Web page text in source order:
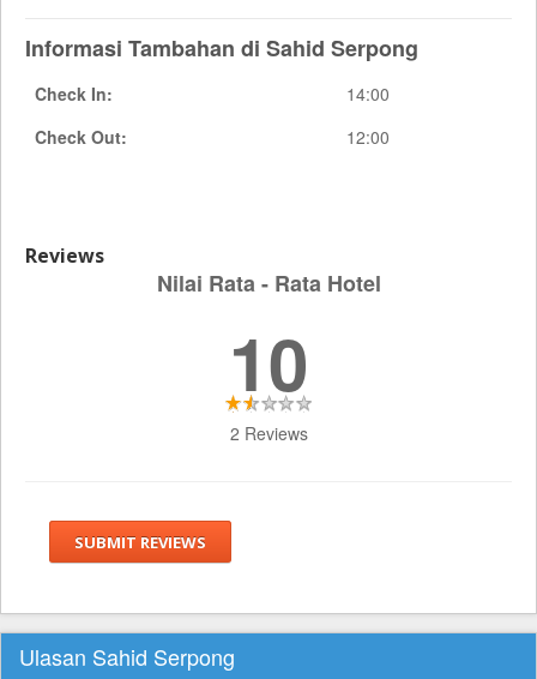
Informasi Tambahan di Sahid Serpong
Check In:
14:00
Check Out:
12:00
Reviews
Nilai Rata - Rata Hotel
10
2 Reviews
SUBMIT REVIEWS
Ulasan Sahid Serpong